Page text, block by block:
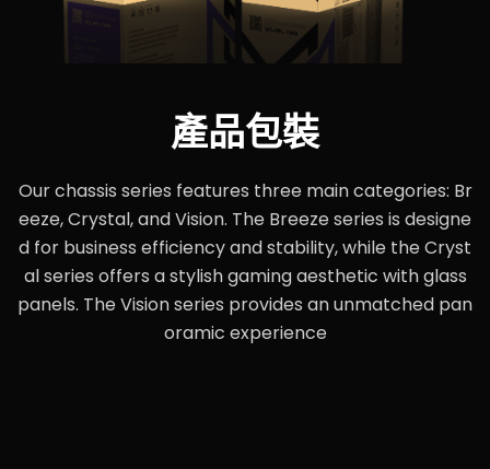
產品包裝
Our chassis series features three main categories: Br
eeze, Crystal, and Vision. The Breeze series is designe
d for business efficiency and stability, while the Cryst
al series offers a stylish gaming aesthetic with glass
panels. The Vision series provides an unmatched pan
oramic experience